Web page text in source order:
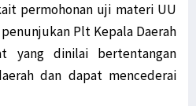
permohonan uji materi UU
Plt Kepala Daerah
yang dinilai bertentangan
dan dapat mencederai